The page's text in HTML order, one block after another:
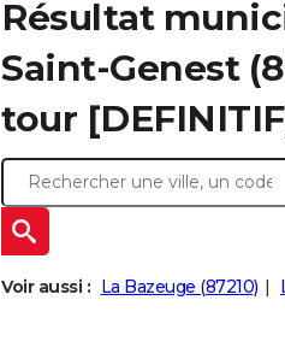
Résultat
Saint-Genest
tour
Voir aussi : La Bazeuge (87210)